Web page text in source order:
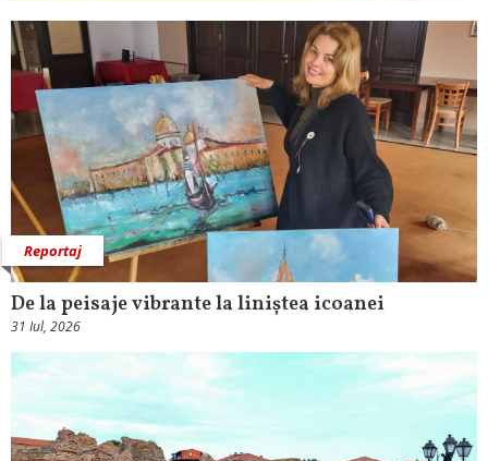
Reportaj
De la peisaje vibrante la liniștea icoanei
31 Iul, 2026